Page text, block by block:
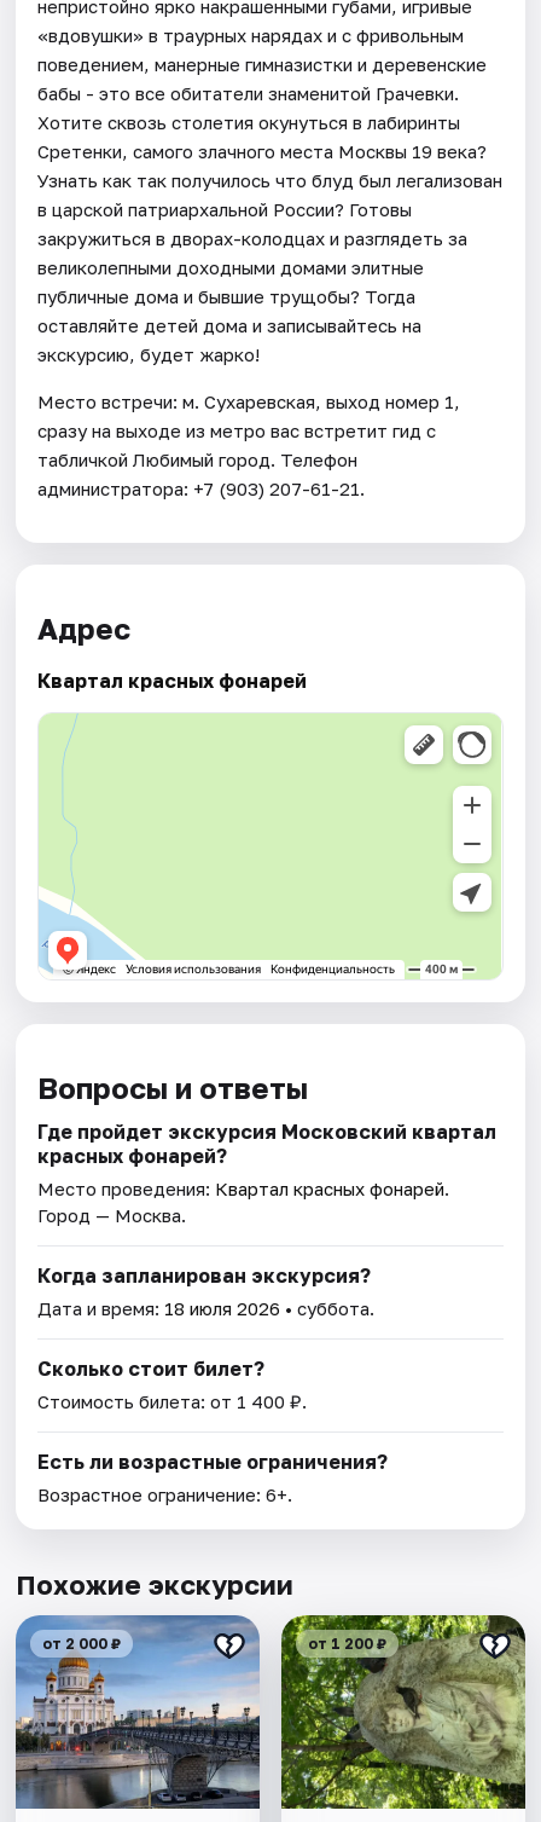
непристойно ярко накрашенными губами, игривые
«вдовушки» в траурных нарядах и с фривольным
поведением, манерные гимназистки и деревенские
бабы - это все обитатели знаменитой Грачевки.
Хотите сквозь столетия окунуться в лабиринты
Сретенки, самого злачного места Москвы 19 века?
Узнать как так получилось что блуд был легализован
в царской патриархальной России? Готовы
закружиться в дворах-колодцах и разглядеть за
великолепными доходными домами элитные
публичные дома и бывшие трущобы? Тогда
оставляйте детей дома и записывайтесь на
экскурсию, будет жарко!
Место встречи: м. Сухаревская, выход номер 1,
сразу на выходе из метро вас встретит гид с
табличкой Любимый город. Телефон
администратора: +7 (903) 207-61-21.
Адрес
Квартал красных фонарей
Вопросы и ответы
Где пройдет экскурсия Московский квартал
красных фонарей?
Место проведения: Квартал красных фонарей.
Город — Москва.
Когда запланирован экскурсия?
Дата и время: 18 июля 2026 • суббота.
Сколько стоит билет?
Стоимость билета: от 1 400 ₽.
Есть ли возрастные ограничения?
Возрастное ограничение: 6+.
Похожие экскурсии
от 2 000 ₽ от 1 200 ₽